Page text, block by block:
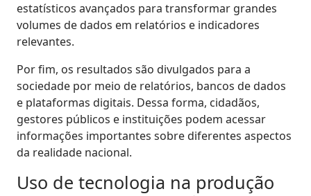
estatísticos avançados para transformar grandes
volumes de dados em relatórios e indicadores
relevantes.
Por fim, os resultados são divulgados para a
sociedade por meio de relatórios, bancos de dados
e plataformas digitais. Dessa forma, cidadãos,
gestores públicos e instituições podem acessar
informações importantes sobre diferentes aspectos
da realidade nacional.
Uso de tecnologia na produção